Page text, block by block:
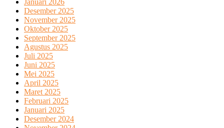
Desember 2025
November 2025
Oktober 2025
September 2025
Agustus 2025
Juli 2025
Juni 2025
Mei 2025
April 2025
Maret 2025
Februari 2025
Januari 2025
Desember 2024